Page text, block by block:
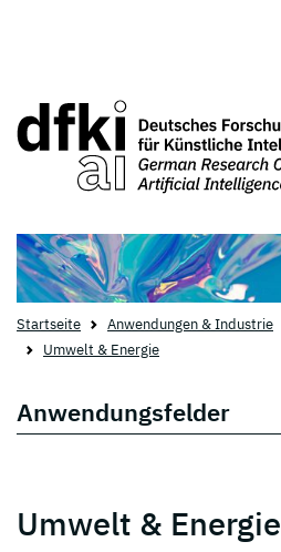
Startseite Anwendungen & Industrie
Umwelt & Energie
Anwendungsfelder
Umwelt & Energie